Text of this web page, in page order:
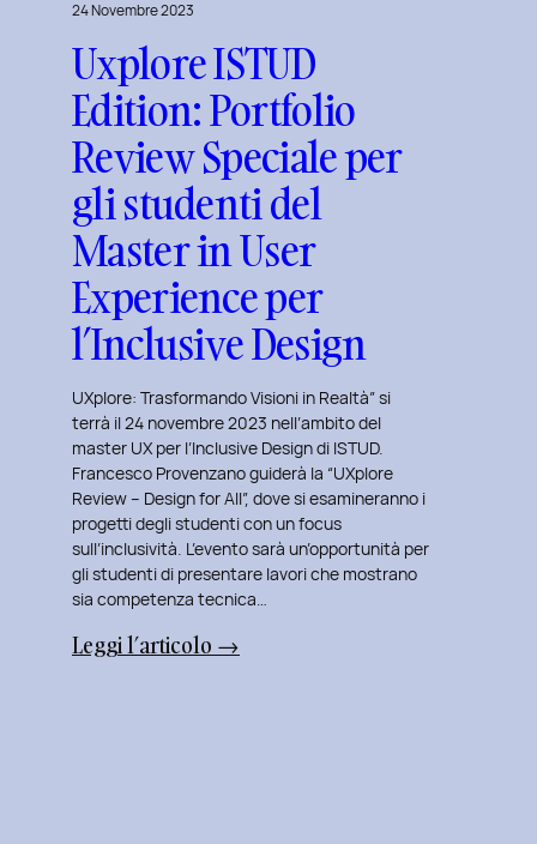
24 Novembre 2023
Uxplore ISTUD
Edition: Portfolio
Review Speciale per
gli studenti del
Master in User
Experience per
l’Inclusive Design
UXplore: Trasformando Visioni in Realtà” si
terrà il 24 novembre 2023 nell’ambito del
master UX per l’Inclusive Design di ISTUD.
Francesco Provenzano guiderà la “UXplore
Review – Design for All”, dove si esamineranno i
progetti degli studenti con un focus
sull’inclusività. L’evento sarà un’opportunità per
gli studenti di presentare lavori che mostrano
sia competenza tecnica…
Leggi l’articolo →